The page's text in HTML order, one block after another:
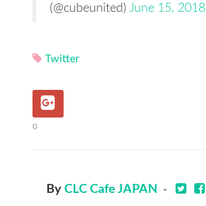
(@cubeunited) June 15, 2018
Twitter
0
By CLC Cafe JAPAN -